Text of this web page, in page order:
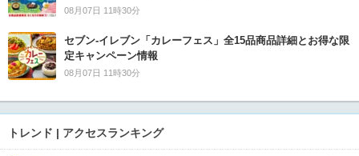
08月07日 11時30分
セブン‐イレブン「カレーフェス」全15品商品詳細とお得な限
定キャンペーン情報
08月07日 11時30分
トレンド | アクセスランキング